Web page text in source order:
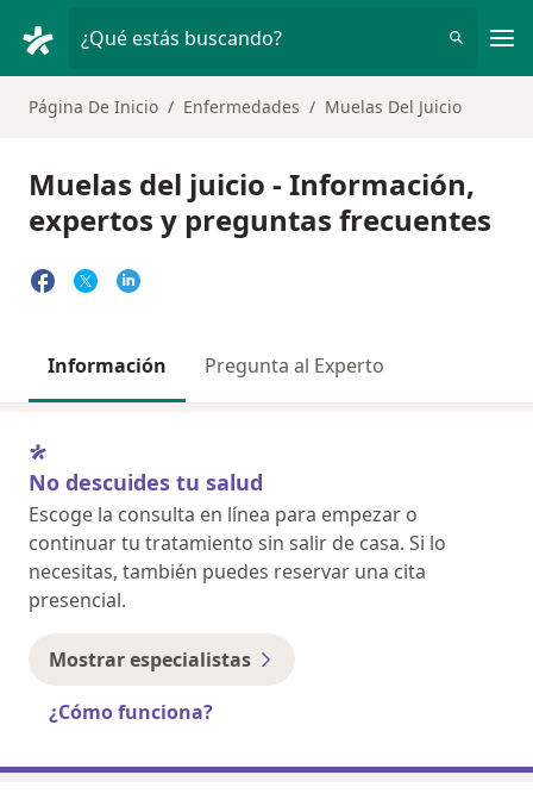
¿Qué estás buscando?
Página De Inicio Enfermedades Muelas Del Juicio
Muelas del juicio - Información,
expertos y preguntas frecuentes
Información Pregunta al Experto
No descuides tu salud
Escoge la consulta en línea para empezar o
continuar tu tratamiento sin salir de casa. Si lo
necesitas, también puedes reservar una cita
presencial.
Mostrar especialistas
¿Cómo funciona?